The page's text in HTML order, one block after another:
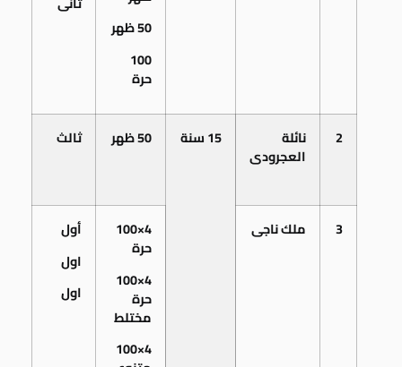
50 ظهر
100
حرة
2 نائلة
العجرودى
15 سنة 50 ظهر ثالث
3 ملك ناجى 4×100
حرة
4×100
حرة
مختلط
4×100
أول
اول
اول